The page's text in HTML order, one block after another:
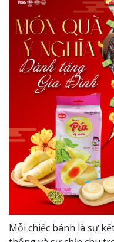
Mỗi chiếc bánh là sự